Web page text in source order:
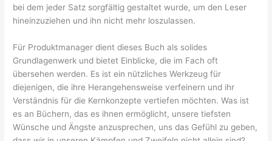
bei dem jeder Satz sorgfältig gestaltet wurde, um den Leser
hineinzuziehen und ihn nicht mehr loszulassen.
Für Produktmanager dient dieses Buch als solides
Grundlagenwerk und bietet Einblicke, die im Fach oft
übersehen werden. Es ist ein nützliches Werkzeug für
diejenigen, die ihre Herangehensweise verfeinern und ihr
Verständnis für die Kernkonzepte vertiefen möchten. Was ist
es an Büchern, das es ihnen ermöglicht, unsere tiefsten
Wünsche und Ängste anzusprechen, uns das Gefühl zu geben,